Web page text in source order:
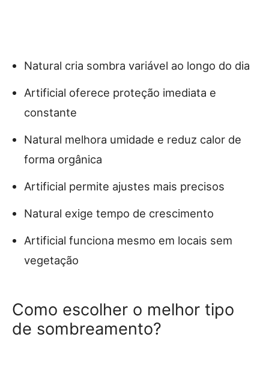
Natural cria sombra variável ao longo do dia
Artificial oferece proteção imediata e
constante
Natural melhora umidade e reduz calor de
forma orgânica
Artificial permite ajustes mais precisos
Natural exige tempo de crescimento
Artificial funciona mesmo em locais sem
vegetação
Como escolher o melhor tipo
de sombreamento?